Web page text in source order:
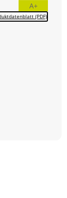
A+
(PDF)